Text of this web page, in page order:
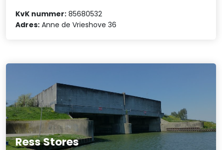
KvK nummer: 85680532
Adres: Anne de Vrieshove 36
Ress Stores